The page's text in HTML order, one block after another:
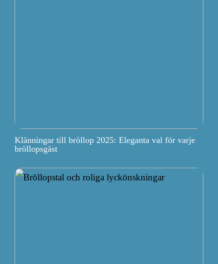
Klänningar till bröllop 2025: Eleganta val för varje
bröllopsgäst